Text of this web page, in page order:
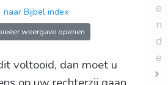
Bijbel index
weergave openen
voltooid, dan moet u
e
n
d
e